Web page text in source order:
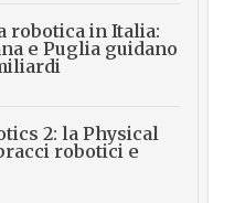
robotica in Italia:
e Puglia guidano
2: la Physical
robotici e